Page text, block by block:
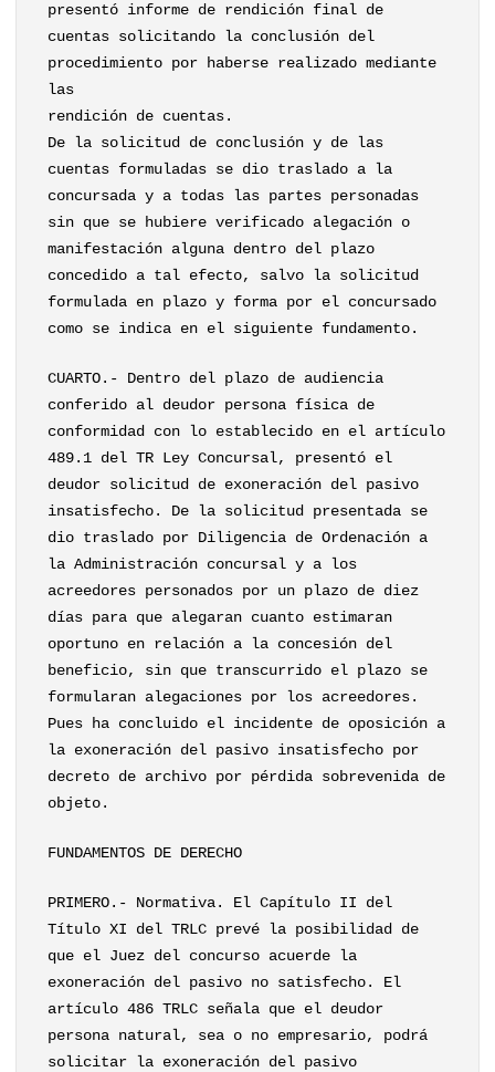
presentó informe de rendición final de
cuentas solicitando la conclusión del
procedimiento por haberse realizado mediante
las
rendición de cuentas.
De la solicitud de conclusión y de las
cuentas formuladas se dio traslado a la
concursada y a todas las partes personadas
sin que se hubiere verificado alegación o
manifestación alguna dentro del plazo
concedido a tal efecto, salvo la solicitud
formulada en plazo y forma por el concursado
como se indica en el siguiente fundamento.
CUARTO.- Dentro del plazo de audiencia
conferido al deudor persona física de
conformidad con lo establecido en el artículo
489.1 del TR Ley Concursal, presentó el
deudor solicitud de exoneración del pasivo
insatisfecho. De la solicitud presentada se
dio traslado por Diligencia de Ordenación a
la Administración concursal y a los
acreedores personados por un plazo de diez
días para que alegaran cuanto estimaran
oportuno en relación a la concesión del
beneficio, sin que transcurrido el plazo se
formularan alegaciones por los acreedores.
Pues ha concluido el incidente de oposición a
la exoneración del pasivo insatisfecho por
decreto de archivo por pérdida sobrevenida de
objeto.
FUNDAMENTOS DE DERECHO
PRIMERO.- Normativa. El Capítulo II del
Título XI del TRLC prevé la posibilidad de
que el Juez del concurso acuerde la
exoneración del pasivo no satisfecho. El
artículo 486 TRLC señala que el deudor
persona natural, sea o no empresario, podrá
solicitar la exoneración del pasivo